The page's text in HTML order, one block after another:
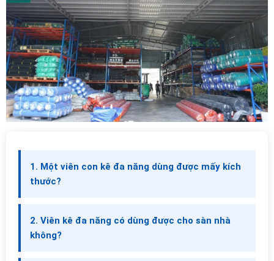
1. Một viên con kê đa năng dùng được mấy kích
thước?
2. Viên kê đa năng có dùng được cho sàn nhà
không?